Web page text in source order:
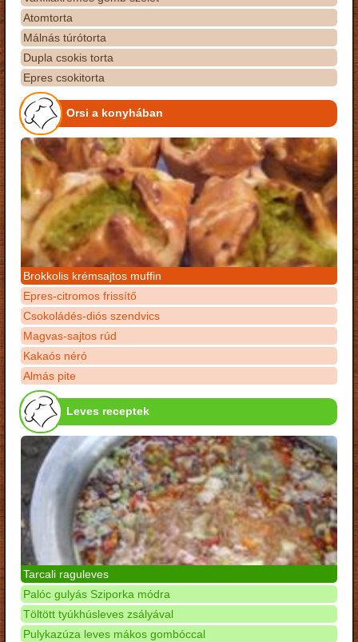
Atomtorta
Málnás túrótorta
Dupla csokis torta
Epres csokitorta
Orsi a konyhában
Brokkolis krémsajtos muffin
Epres-citromos frissítő
Csokoládés-diós szendvics
Magvas-sajtos rúd
Kakaós néró
Almás pite
Leves receptek
Tarcali raguleves
Palóc gulyás Sziporka módra
Töltött tyúkhúsleves zsályával
Pulykazúza leves mákos gombóccal